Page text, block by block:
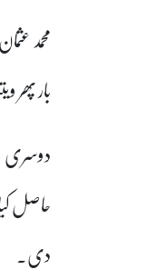
محمد
بار
حاصل
دی۔